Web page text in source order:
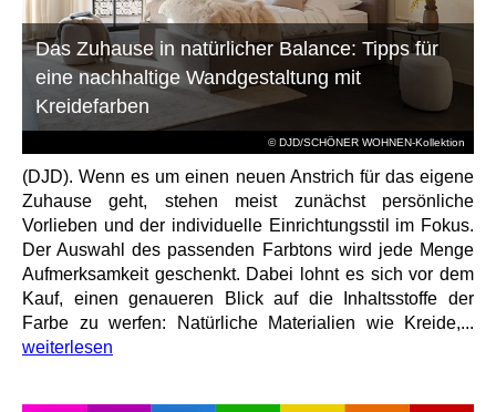
© DJD/SCHÖNER WOHNEN-Kollektion
Das Zuhause in natürlicher Balance: Tipps für
eine nachhaltige Wandgestaltung mit
Kreidefarben
(DJD). Wenn es um einen neuen Anstrich für das eigene
Zuhause geht, stehen meist zunächst persönliche
Vorlieben und der individuelle Einrichtungsstil im Fokus.
Der Auswahl des passenden Farbtons wird jede Menge
Aufmerksamkeit geschenkt. Dabei lohnt es sich vor dem
Kauf, einen genaueren Blick auf die Inhaltsstoffe der
Farbe zu werfen: Natürliche Materialien wie Kreide,...
weiterlesen